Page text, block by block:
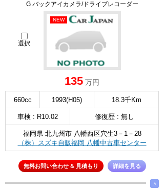
G バックアイカメラ/ドライブレコーダー
選択
NEW
135 万円
660cc 1993(H05) 18.3千Km
車検 : R10.02 修復歴 : 無し
福岡県 北九州市 八幡西区穴生3－1－28
（株）スズキ自販福岡 八幡中古車センター
無料お問い合わせ & 見積もり 詳細を見る
∧